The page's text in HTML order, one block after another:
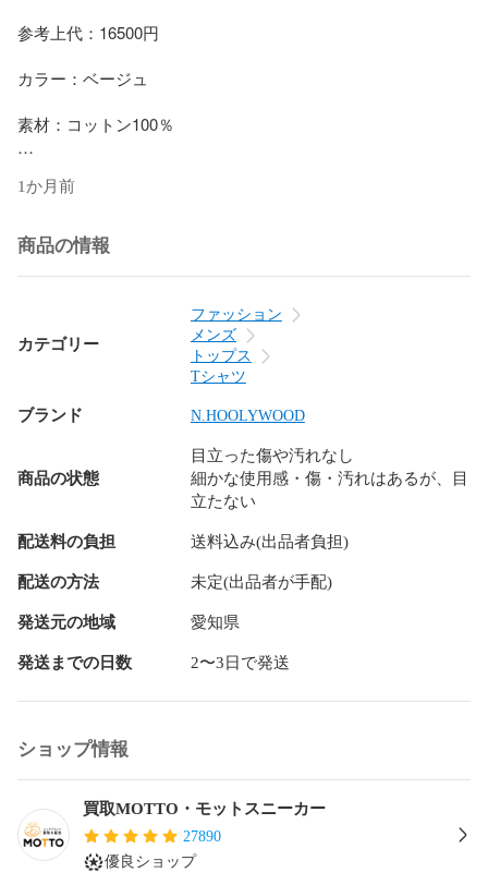
参考上代：16500円
カラー：ベージュ
素材：コットン100％
詳細：(約) 着丈75cm 裄丈61cm 身幅67cm
付属品：無し
商品状態：フロントにシミ、右袖先に汚れが見受けられます
が、その他は比較的良好な状態の中古品です。
管理番号：96845A01
1か月前
商品の情報
カテゴリー
ファッション
メンズ
トップス
Tシャツ
ブランド N.HOOLYWOOD
商品の状態
目立った傷や汚れなし
細かな使用感・傷・汚れはあるが、目
立たない
配送料の負担 送料込み(出品者負担)
配送の方法 未定(出品者が手配)
発送元の地域 愛知県
発送までの日数 2〜3日で発送
ショップ情報
買取MOTTO・モットスニーカー
27890
優良ショップ